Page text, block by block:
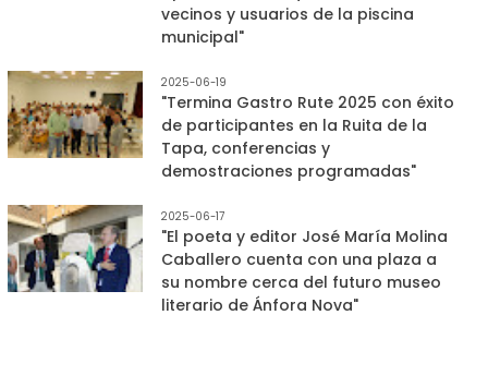
vecinos y usuarios de la piscina
municipal"
2025-06-19
"Termina Gastro Rute 2025 con éxito
de participantes en la Ruita de la
Tapa, conferencias y
demostraciones programadas"
2025-06-17
"El poeta y editor José María Molina
Caballero cuenta con una plaza a
su nombre cerca del futuro museo
literario de Ánfora Nova"